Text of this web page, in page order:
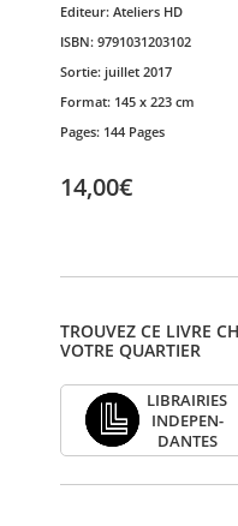
Editeur: Ateliers HD
ISBN: 9791031203102
Sortie: juillet 2017
Format: 145 x 223 cm
Pages: 144 Pages
14,00€
TROUVEZ CE LIVRE
VOTRE QUARTIER
LIBRAI­RIES
INDE­PEN­
DANTES